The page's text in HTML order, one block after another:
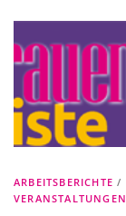
ARBEITSBERICHTE /
VERANSTALTUNGEN